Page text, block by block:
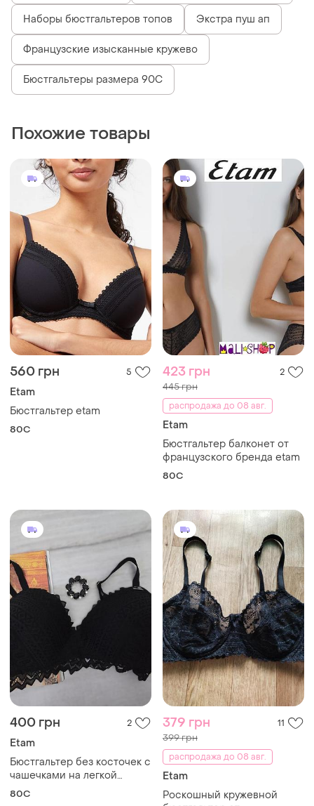
Наборы бюстгальтеров топов Экстра пуш ап
Французские изысканные кружево
Бюстгальтеры размера 90C
Похожие товары
560 грн 5
Etam
Бюстгальтер etam
80C
423 грн 2
445 грн
распродажа до 08 авг.
Etam
Бюстгальтер балконет от
французского бренда etam
80C
400 грн 2
Etam
Бюстгальтер без косточек с
чашечками на легкой
подкладке "etam"
80C
379 грн 11
399 грн
распродажа до 08 авг.
Etam
Роскошный кружевной